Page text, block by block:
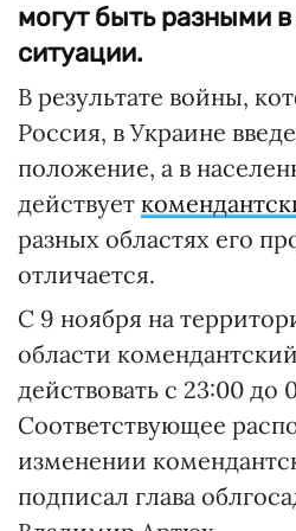
могут быть разными
ситуации.
В результате войны,
Россия, в Украине
положение, а в
действует
разных областях его
отличается.
С 9 ноября на
области
действовать с 23:00 до
Соответствующее
изменении
подписал глава